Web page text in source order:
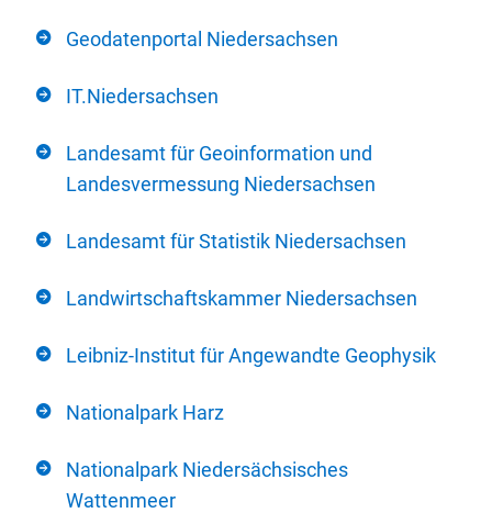
Geodatenportal Niedersachsen
IT.Niedersachsen
Landesamt für Geoinformation und
Landesvermessung Niedersachsen
Landesamt für Statistik Niedersachsen
Landwirtschaftskammer Niedersachsen
Leibniz-Institut für Angewandte Geophysik
Nationalpark Harz
Nationalpark Niedersächsisches
Wattenmeer